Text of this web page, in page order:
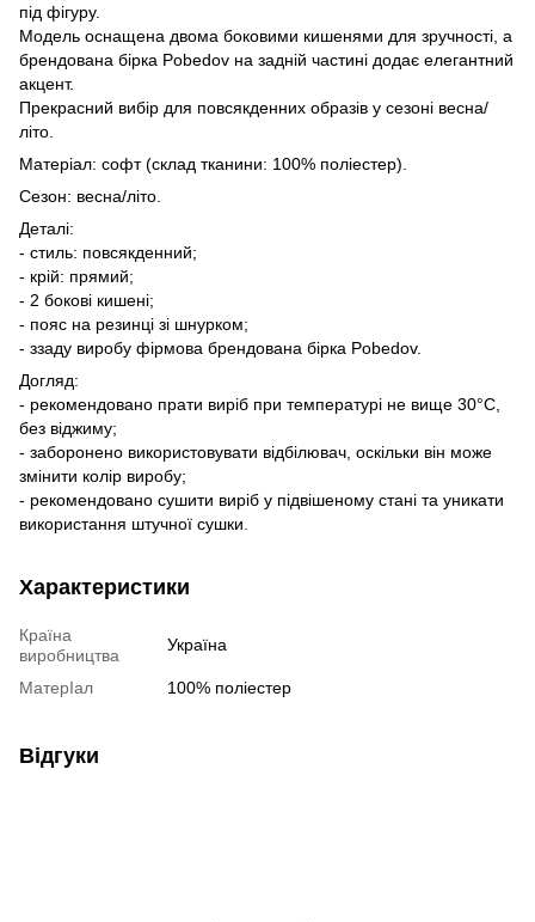
під фігуру.
Модель оснащена двома боковими кишенями для зручності, а
брендована бірка Pobedov на задній частині додає елегантний
акцент.
Прекрасний вибір для повсякденних образів у сезоні весна/
літо.
Матеріал: софт (склад тканини: 100% поліестер).
Сезон: весна/літо.
Деталі:
- стиль: повсякденний;
- крій: прямий;
- 2 бокові кишені;
- пояс на резинці зі шнурком;
- ззаду виробу фірмова брендована бірка Pobedov.
Догляд:
- рекомендовано прати виріб при температурі не вище 30°C,
без віджиму;
- заборонено використовувати відбілювач, оскільки він може
змінити колір виробу;
- рекомендовано сушити виріб у підвішеному стані та уникати
використання штучної сушки.
Характеристики
Країна
виробництва
Україна
МатерІал 100% поліестер
Відгуки